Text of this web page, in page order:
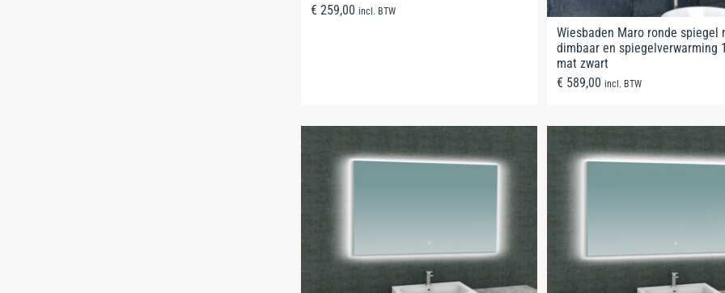
€ 259,00 incl. BTW
Wiesbaden Maro ronde spiegel
dimbaar en spiegelverwarming
mat zwart
€ 589,00 incl. BTW